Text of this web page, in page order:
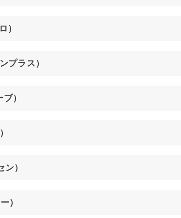
）
プラス）
）
）
）